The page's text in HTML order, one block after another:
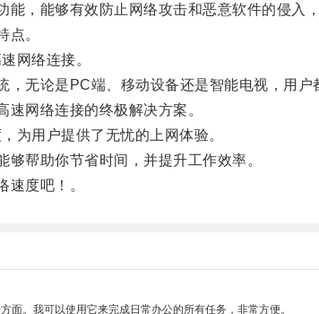
能够有效防止网络攻击和恶意软件的侵入，
。
网络连接。
论是PC端、移动设备还是智能电视，用户
网络连接的终极解决方案。
用户提供了无忧的上网体验。
帮助你节省时间，并提升工作效率。
度吧！。
。我可以使用它来完成日常办公的所有任务，非常方便。